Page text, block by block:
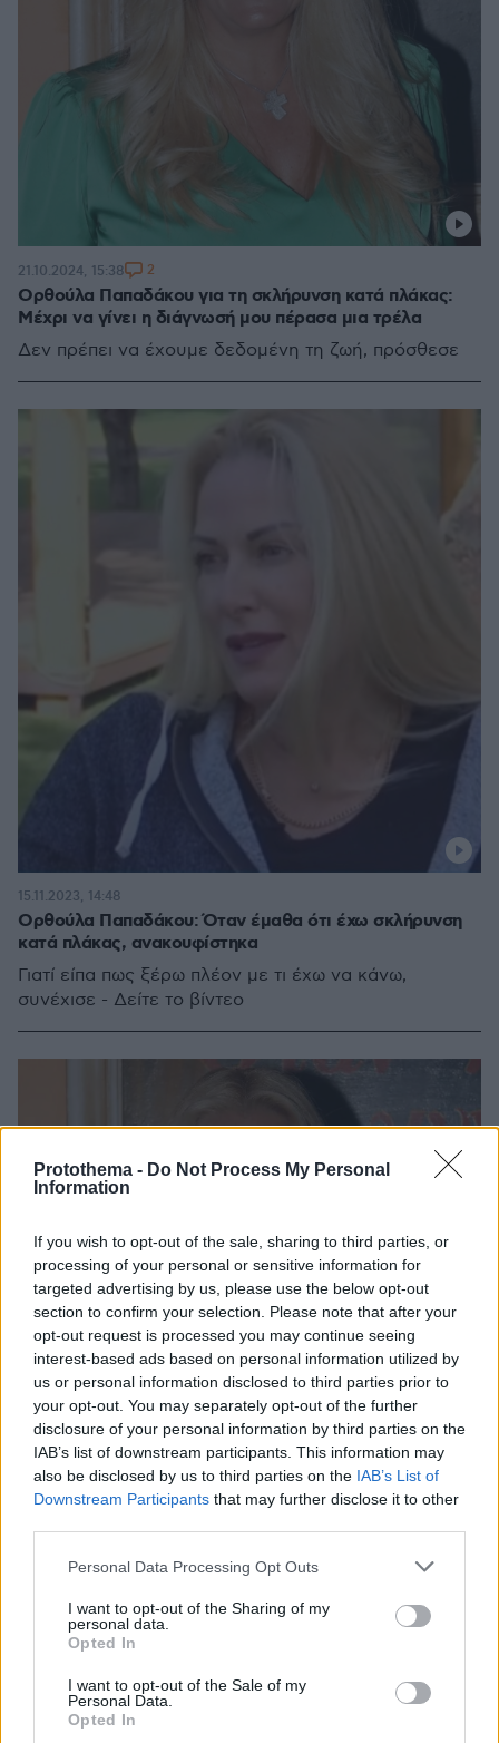
Protothema - Do Not Process My Personal
Information
If you wish to opt-out of the sale, sharing to third parties, or
processing of your personal or sensitive information for
targeted advertising by us, please use the below opt-out
section to confirm your selection. Please note that after your
opt-out request is processed you may continue seeing
interest-based ads based on personal information utilized by
us or personal information disclosed to third parties prior to
your opt-out. You may separately opt-out of the further
disclosure of your personal information by third parties on the
IAB’s list of downstream participants. This information may
also be disclosed by us to third parties on the IAB’s List of
Downstream Participants that may further disclose it to other
Please note that this website/app uses one or more Google
not limited to your visit or usage behaviour. You may click to
grant or deny consent to Google and its third-party tags to
use your data for below specified purposes in below Google
consent section.
Personal Data Processing Opt Outs
I want to opt-out of the Sharing of my
personal data.
Opted In
I want to opt-out of the Sale of my
Personal Data.
Opted In
Ορθούλα Παπαδάκου για τη σκλήρυνση κατά πλάκας:
Μέχρι να γίνει η διάγνωσή μου πέρασα μια τρέλα
Δεν πρέπει να έχουμε δεδομένη τη ζωή, πρόσθεσε
21.10.2024, 15:38 2
Ορθούλα Παπαδάκου: Όταν έμαθα ότι έχω σκλήρυνση
κατά πλάκας, ανακουφίστηκα
Γιατί είπα πως ξέρω πλέον με τι έχω να κάνω,
συνέχισε - Δείτε το βίντεο
15.11.2023, 14:48
Η Ορθούλα Παπαδάκου αποκάλυψε τη συμφωνία που
«Ήταν στρατηγική για να επιβιώσουμε» συμπλήρωσε